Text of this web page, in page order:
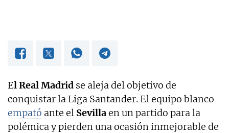
El Real Madrid se aleja del objetivo de
conquistar la Liga Santander. El equipo blanco
empató ante el Sevillaen un partido para la
polémica y pierden una ocasión inmejorable de